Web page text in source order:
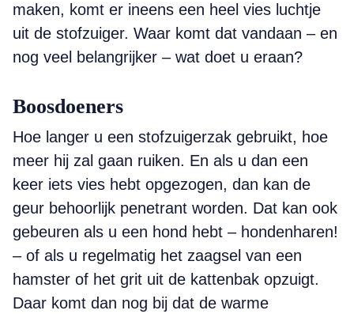
maken, komt er ineens een heel vies luchtje
uit de stofzuiger. Waar komt dat vandaan – en
nog veel belangrijker – wat doet u eraan?
Boosdoeners
Hoe langer u een stofzuigerzak gebruikt, hoe
meer hij zal gaan ruiken. En als u dan een
keer iets vies hebt opgezogen, dan kan de
geur behoorlijk penetrant worden. Dat kan ook
gebeuren als u een hond hebt – hondenharen!
– of als u regelmatig het zaagsel van een
hamster of het grit uit de kattenbak opzuigt.
Daar komt dan nog bij dat de warme